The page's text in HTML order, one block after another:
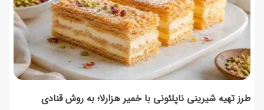
طرز تهیه شیرینی ناپلئونی با خمیر هزارلا؛ به روش قنادی
طرز تهیه پش ملبا (پیچ ملبا)؛ دسر کلاسیک هلو و بستنی
13 مرداد 1405